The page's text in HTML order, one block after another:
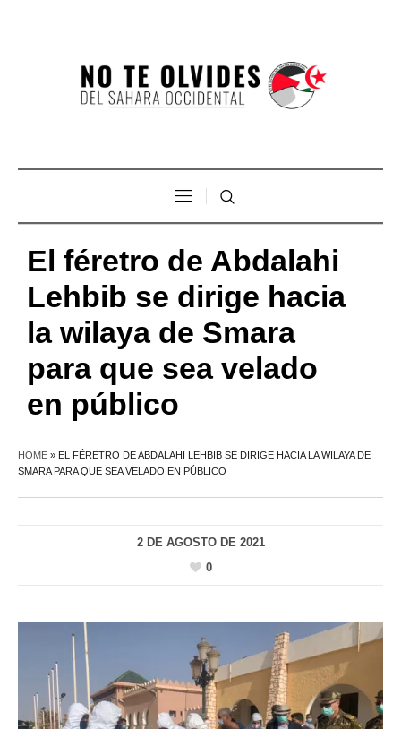
El féretro de Abdalahi
Lehbib se dirige hacia
la wilaya de Smara
para que sea velado
en público
HOME » EL FÉRETRO DE ABDALAHI LEHBIB SE DIRIGE HACIA LA WILAYA DE
SMARA PARA QUE SEA VELADO EN PÚBLICO
2 DE AGOSTO DE 2021
0